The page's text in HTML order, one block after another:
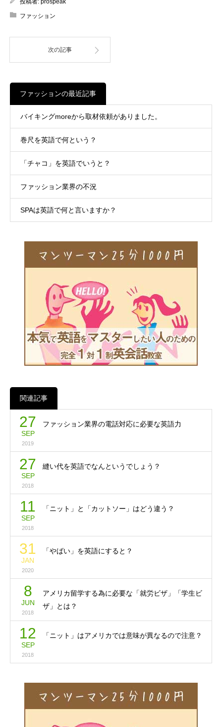
ファッション
次の記事
ファッションの最近記事
バイキングmoreから取材依頼がありました。
巻尺を英語で何という？
「チャコ」を英語でいうと？
ファッション業界の不況
SPAは英語で何と言いますか？
関連記事
27
SEP
2019
ファッション業界の電話対応に必要な英語力
27
SEP
2018
縫い代を英語でなんというでしょう？
11
SEP
2018
「ニット」と「カットソー」はどう違う？
31
JAN
2020
「やばい」を英語にすると？
8
JUN
2018
アメリカ留学する為に必要な「就労ビザ」「学生ビ
ザ」とは？
12
SEP
2018
「ニット」はアメリカでは意味が異なるので注意？